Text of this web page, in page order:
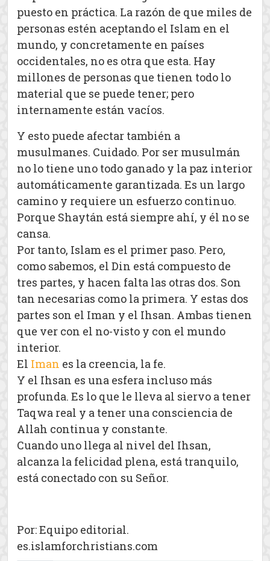
puesto en práctica. La razón de que miles de
personas estén aceptando el Islam en el
mundo, y concretamente en países
occidentales, no es otra que esta. Hay
millones de personas que tienen todo lo
material que se puede tener; pero
internamente están vacíos.
Y esto puede afectar también a
musulmanes. Cuidado. Por ser musulmán
no lo tiene uno todo ganado y la paz interior
automáticamente garantizada. Es un largo
camino y requiere un esfuerzo continuo.
Porque Shaytán está siempre ahí, y él no se
cansa.
Por tanto, Islam es el primer paso. Pero,
como sabemos, el Din está compuesto de
tres partes, y hacen falta las otras dos. Son
tan necesarias como la primera. Y estas dos
partes son el Iman y el Ihsan. Ambas tienen
que ver con el no-visto y con el mundo
interior.
El Iman es la creencia, la fe.
Y el Ihsan es una esfera incluso más
profunda. Es lo que le lleva al siervo a tener
Taqwa real y a tener una consciencia de
Allah continua y constante.
Cuando uno llega al nivel del Ihsan,
alcanza la felicidad plena, está tranquilo,
está conectado con su Señor.
Por: Equipo editorial.
es.islamforchristians.com